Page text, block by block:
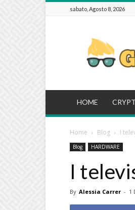
sabato, Agosto 8, 2026
HOME
Home Blog I
Blog HARDWARE
I
By Alessia Carrer - 1